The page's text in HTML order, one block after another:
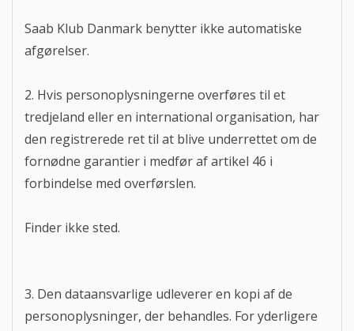
Saab Klub Danmark benytter ikke automatiske
afgørelser.
2. Hvis personoplysningerne overføres til et
tredjeland eller en international organisation, har
den registrerede ret til at blive underrettet om de
fornødne garantier i medfør af artikel 46 i
forbindelse med overførslen.
Finder ikke sted.
3. Den dataansvarlige udleverer en kopi af de
personoplysninger, der behandles. For yderligere